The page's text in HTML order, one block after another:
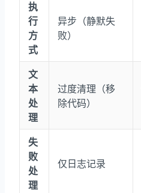
执
行
方
式
异步（静默失
败）
文
本
处
理
过度清理（移
除代码）
失
败
处
理
仅日志记录